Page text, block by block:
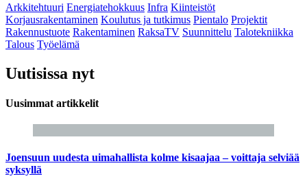
Arkkitehtuuri Energiatehokkuus Infra Kiinteistöt
Korjausrakentaminen Koulutus ja tutkimus Pientalo Projektit
Rakennustuote Rakentaminen RaksaTV Suunnittelu Talotekniikka
Talous Työelämä
Uutisissa nyt
Uusimmat artikkelit
Joensuun uudesta uimahallista kolme kisaajaa – voittaja selviää
syksyllä